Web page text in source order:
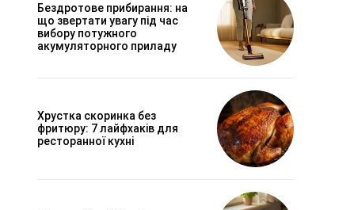
Бездротове прибирання: на
що звертати увагу під час
вибору потужного
акумуляторного приладу
Хрустка скоринка без
фритюру: 7 лайфхаків для
ресторанної кухні